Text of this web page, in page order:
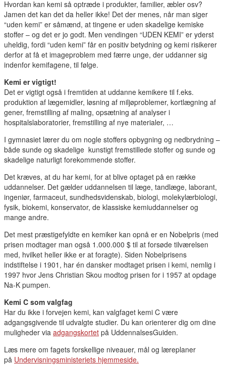
Hvordan kan kemi så optræde i produkter, familier, æbler osv?
Jamen det kan det da heller ikke! Det der menes, når man siger
“uden kemi” er såmænd, at tingene er uden skadelige kemiske
stoffer – og det er jo godt. Men vendingen “UDEN KEMI” er yderst
uheldig, fordi “uden kemi” får en positiv betydning og kemi risikerer
derfor at få et imageproblem med færre unge, der uddanner sig
indenfor kemifagene, til følge.
Kemi er vigtigt!
Det er vigtigt også i fremtiden at uddanne kemikere til f.eks.
produktion af lægemidler, løsning af miljøproblemer, kortlægning af
gener, fremstilling af maling, opsætning af analyser i
hospitalslaboratorier, fremstilling af nye materialer, …
I gymnasiet lærer du om nogle stoffers opbygning og nedbrydning –
både sunde og skadelige kunstigt fremstillede stoffer og sunde og
skadelige naturligt forekommende stoffer.
Det kræves, at du har kemi, for at blive optaget på en række
uddannelser. Det gælder uddannelsen til læge, tandlæge, laborant,
ingeniør, farmaceut, sundhedsvidenskab, biologi, molekylærbiologi,
fysik, biokemi, konservator, de klassiske kemiuddannelser og
mange andre.
Det mest præstigefyldte en kemiker kan opnå er en Nobelpris (med
prisen modtager man også 1.000.000 $ til at forsøde tilværelsen
med, hvilket heller ikke er at foragte). Siden Nobelprisens
indstiftelse i 1901, har én dansker modtaget prisen i kemi, nemlig i
1997 hvor Jens Christian Skou modtog prisen for i 1957 at opdage
Na-K pumpen.
Kemi C som valgfag
Har du ikke i forvejen kemi, kan valgfaget kemi C være
adgangsgivende til udvalgte studier. Du kan orienterer dig om dine
muligheder via adgangskortet på UddennalsesGuiden.
Læs mere om fagets forskellige niveauer, mål og læreplaner
på Undervisningsministeriets hjemmeside.